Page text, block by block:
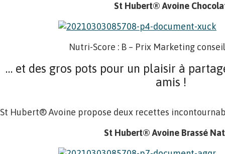
St Hubert® Avoine
Nutri-Score : B – Prix Marketing
… et des gros pots pour un plaisir à
amis !
St Hubert® Avoine propose deux recettes
St Hubert® Avoine Brassé